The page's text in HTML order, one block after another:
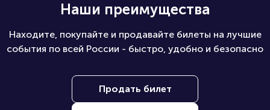
Наши преимущества
Находите, покупайте и продавайте билеты на лучшие
события по всей России - быстро, удобно и безопасно
Продать билет